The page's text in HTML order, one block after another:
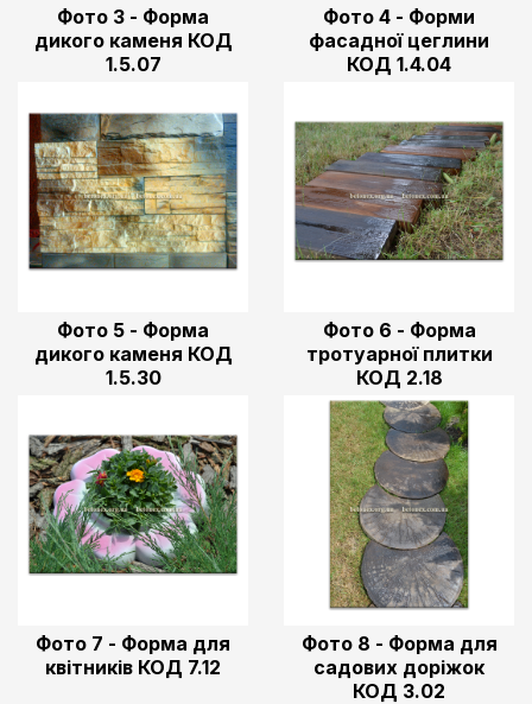
Фото 3 - Форма
дикого каменя КОД
1.5.07
Фото 4 - Форми
фасадної цеглини
КОД 1.4.04
Фото 5 - Форма
дикого каменя КОД
1.5.30
Фото 6 - Форма
тротуарної плитки
КОД 2.18
Фото 7 - Форма для
квітників КОД 7.12
Фото 8 - Форма для
садових доріжок
КОД 3.02